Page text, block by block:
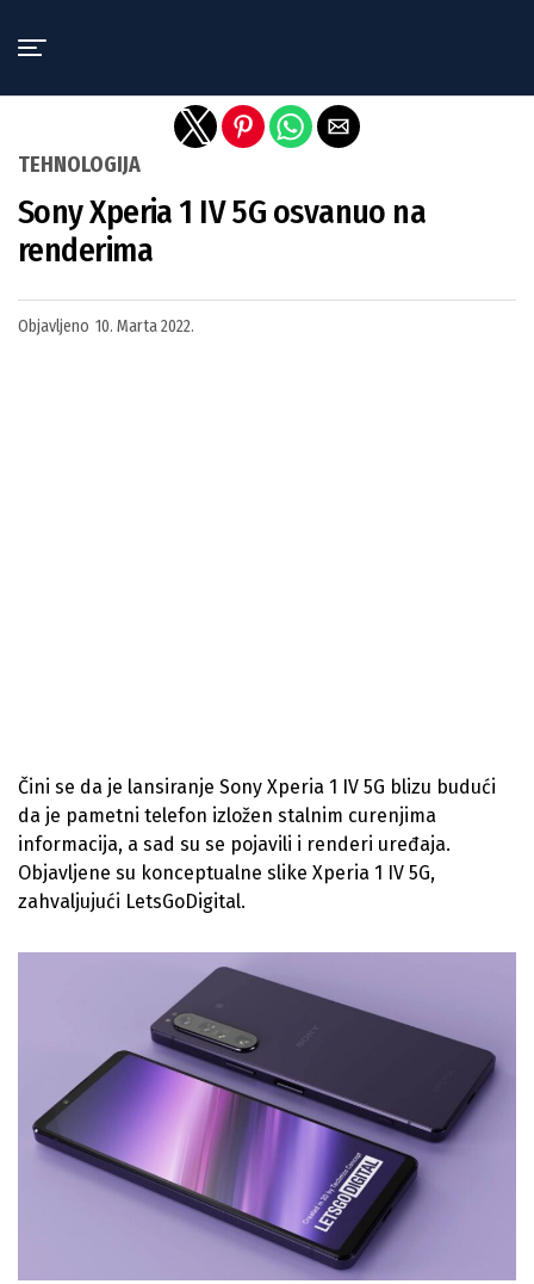
TEHNOLOGIJA
Sony Xperia 1 IV 5G osvanuo na
renderima
Objavljeno 10. Marta 2022.
Čini se da je lansiranje Sony Xperia 1 IV 5G blizu budući
da je pametni telefon izložen stalnim curenjima
informacija, a sad su se pojavili i renderi uređaja.
Objavljene su konceptualne slike Xperia 1 IV 5G,
zahvaljujući LetsGoDigital.